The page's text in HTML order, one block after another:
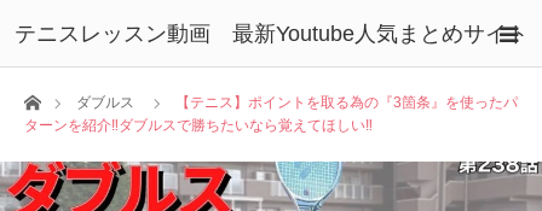
テニスレッスン動画 最新Youtube人気まとめサイト
ホームダブルス
【テニス】ポイントを取る為の『3箇条』を使ったパ
ターンを紹介‼︎ダブルスで勝ちたいなら覚えてほしい‼︎